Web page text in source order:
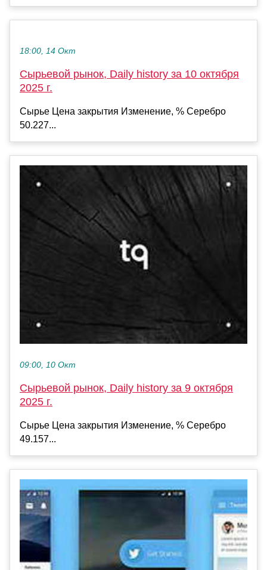
18:00, 14 Окт
Сырьевой рынок, Daily history за 10 октября
2025 г.
Сырье Цена закрытия Изменение, % Серебро
50.227...
09:00, 10 Окт
Сырьевой рынок, Daily history за 9 октября
2025 г.
Сырье Цена закрытия Изменение, % Серебро
49.157...